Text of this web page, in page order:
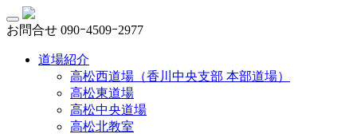
お問合せ 090ｰ4509ｰ2977
道場紹介
高松西道場（香川中央支部 本部道場）
高松東道場
高松中央道場
高松北教室